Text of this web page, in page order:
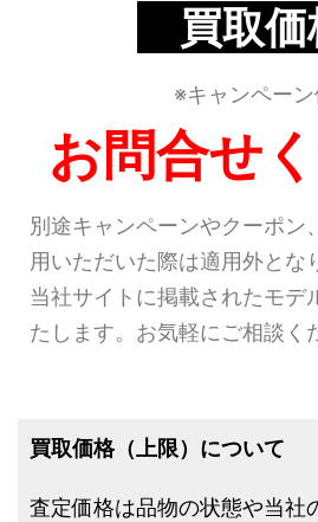
買取
※キャンペー
お問合せ
別途キャンペーンやクーポン
用いただいた際は適用外とな
当社サイトに掲載されたモデ
たします。お気軽にご相談く
買取価格（上限）について
査定価格は品物の状態や当社